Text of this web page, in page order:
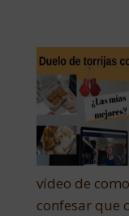
vídeo de
confesar que